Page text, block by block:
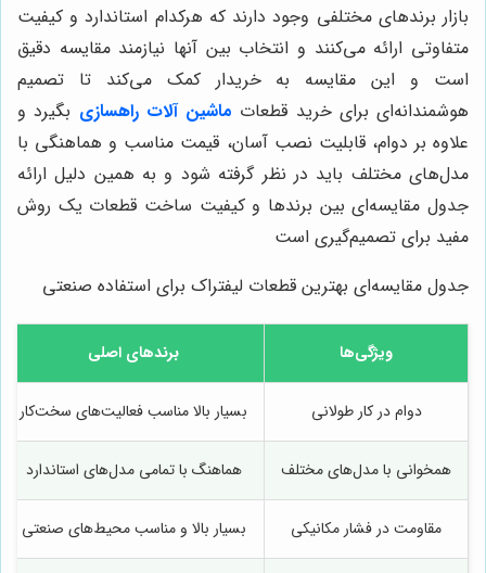
بازار برندهای مختلفی وجود دارند که هرکدام استاندارد و کیفیت
متفاوتی ارائه می‌کنند و انتخاب بین آنها نیازمند مقایسه دقیق
است و این مقایسه به خریدار کمک می‌کند تا تصمیم
هوشمندانه‌ای برای خرید قطعات ماشین آلات راهسازی بگیرد و
علاوه بر دوام، قابلیت نصب آسان، قیمت مناسب و هماهنگی با
مدل‌های مختلف باید در نظر گرفته شود و به همین دلیل ارائه
جدول مقایسه‌ای بین برندها و کیفیت ساخت قطعات یک روش
مفید برای تصمیم‌گیری است
جدول مقایسه‌ای بهترین قطعات لیفتراک برای استفاده صنعتی
ویژگی‌ها برندهای اصلی
دوام در کار طولانی بسیار بالا مناسب فعالیت‌های سخت‌کار
همخوانی با مدل‌های مختلف هماهنگ با تمامی مدل‌های استاندارد
مقاومت در فشار مکانیکی بسیار بالا و مناسب محیط‌های صنعتی